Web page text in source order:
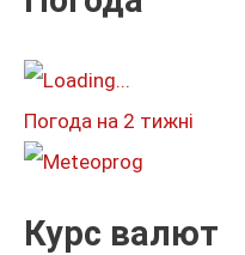
т
:
Погода на 2 тижні
Курс валют